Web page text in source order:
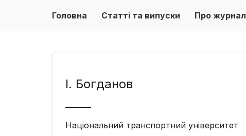
Головна Статті та випуски Про журнал
І. Богданов
Національний транспортний університет